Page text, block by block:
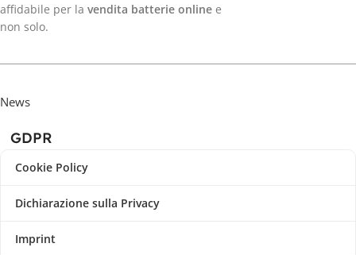
affidabile per la vendita batterie online e
non solo.
News
GDPR
Cookie Policy
Dichiarazione sulla Privacy
Imprint